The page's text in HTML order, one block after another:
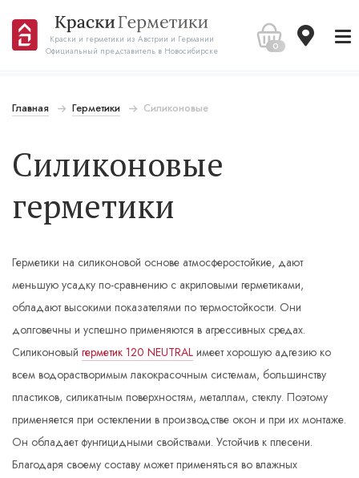
Краски и герметики из Австрии и Германии
Официальный представитель в Новосибирске
0
Главная Герметики Силиконовые
Cиликоновые
герметики
Герметики на силиконовой основе атмосферостойкие, дают
меньшую усадку по-сравнению с акриловыми герметиками,
обладают высокими показателями по термостойкости. Они
долговечны и успешно применяются в агрессивных средах.
Силиконовый герметик 120 NEUTRAL имеет хорошую адгезию ко
всем водорастворимым лакокрасочным системам, большинству
пластиков, силикатным поверхностям, металлам, стеклу. Поэтому
применяется при остеклении в производстве окон и при их монтаже.
Он обладает фунгицидными свойствами. Устойчив к плесени.
Благодаря своему составу может применяться во влажных